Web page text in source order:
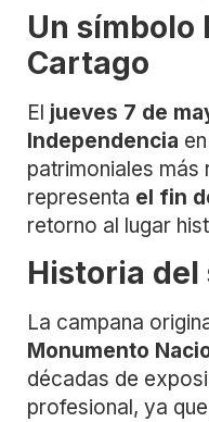
Un
Cartago
El jueves 7 de
Independencia
patrimoniales
representa el fin
retorno al lugar
Historia
La campana
Monumento
décadas de
profesional, ya